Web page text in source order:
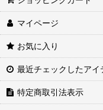
マイページ
お気に入り
最近チェックしたアイ
特定商取引法表示